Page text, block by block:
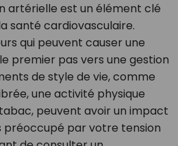
artérielle est un élément clé
santé cardiovasculaire.
qui peuvent causer une
premier pas vers une gestion
de style de vie, comme
une activité physique
peuvent avoir un impact
préoccupé par votre tension